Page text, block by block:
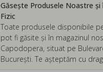
Găsește Produsele Noastre și
Fizic
Toate produsele disponibile
pot fi găsite și în magazinul
Capodopera, situat pe
București. Te așteptăm cu